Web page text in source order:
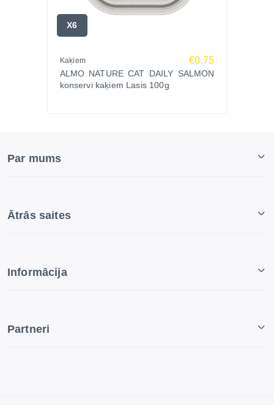
X6
Kaķiem €0.75
ALMO NATURE CAT DAILY SALMON
konservi kaķiem Lasis 100g
Par mums
Ātrās saites
Informācija
Partneri